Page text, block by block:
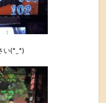
い(*_*)